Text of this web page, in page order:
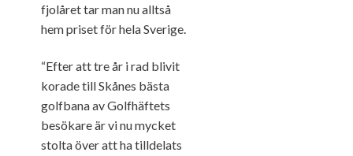
fjolåret tar man nu alltså
hem priset för hela Sverige.
“Efter att tre år i rad blivit
korade till Skånes bästa
golfbana av Golfhäftets
besökare är vi nu mycket
stolta över att ha tilldelats